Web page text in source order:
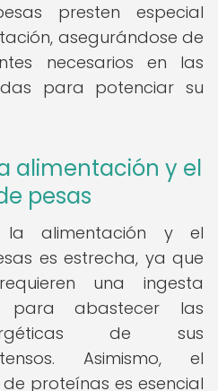
presten especial
asegurándose de
necesarios en las
para potenciar su
alimentación y el
pesas
la alimentación y el
es estrecha, ya que
una ingesta
para abastecer las
de sus
Asimismo, el
proteínas es esencial